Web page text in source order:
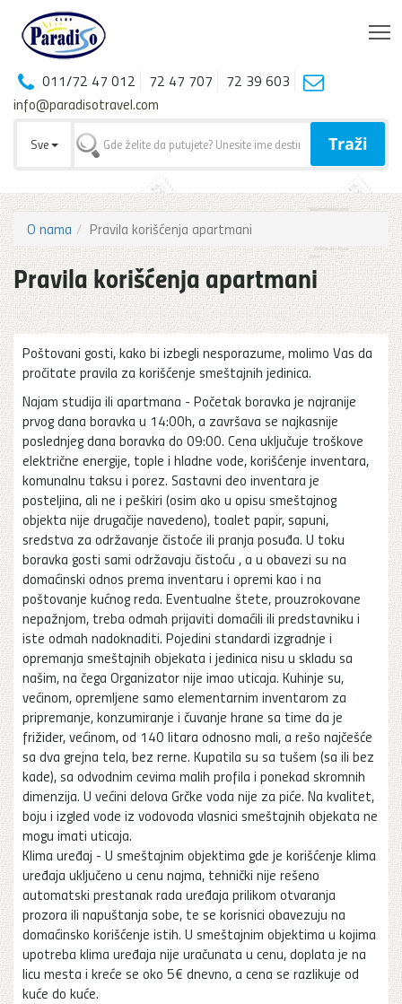
011/72 47 012 72 47 707
72 39 603
info@paradisotravel.com
Sve Traži
O nama Pravila korišćenja apartmani
Pravila korišćenja apartmani
Poštovani gosti, kako bi izbegli nesporazume, molimo Vas da
pročitate pravila za korišćenje smeštajnih jedinica.
Najam studija ili apartmana - Početak boravka je najranije
prvog dana boravka u 14:00h, a završava se najkasnije
poslednjeg dana boravka do 09:00. Cena uključuje troškove
električne energije, tople i hladne vode, korišćenje inventara,
komunalnu taksu i porez. Sastavni deo inventara je
posteljina, ali ne i peškiri (osim ako u opisu smeštajnog
objekta nije drugačije navedeno), toalet papir, sapuni,
sredstva za održavanje čistoće ili pranja posuđa. U toku
boravka gosti sami održavaju čistoću , a u obavezi su na
domaćinski odnos prema inventaru i opremi kao i na
poštovanje kućnog reda. Eventualne štete, prouzrokovane
nepažnjom, treba odmah prijaviti domaćili ili predstavniku i
iste odmah nadoknaditi. Pojedini standardi izgradnje i
opremanja smeštajnih objekata i jedinica nisu u skladu sa
našim, na čega Organizator nije imao uticaja. Kuhinje su,
većinom, opremljene samo elementarnim inventarom za
pripremanje, konzumiranje i čuvanje hrane sa time da je
frižider, većinom, od 140 litara odnosno mali, a rešo najčešće
sa dva grejna tela, bez rerne. Kupatila su sa tušem (sa ili bez
kade), sa odvodnim cevima malih profila i ponekad skromnih
dimenzija. U većini delova Grčke voda nije za piće. Na kvalitet,
boju i izgled vode iz vodovoda vlasnici smeštajnih objekata ne
mogu imati uticaja.
Klima uređaj - U smeštajnim objektima gde je korišćenje klima
uređaja uključeno u cenu najma, tehnički nije rešeno
automatski prestanak rada uređaja prilikom otvaranja
prozora ili napuštanja sobe, te se korisnici obavezuju na
domaćinsko korišćenje istih. U smeštajnim objektima u kojima
upotreba klima uređaja nije uračunata u cenu, doplata je na
licu mesta i kreće se oko 5€ dnevno, a cena se razlikuje od
kuće do kuće.